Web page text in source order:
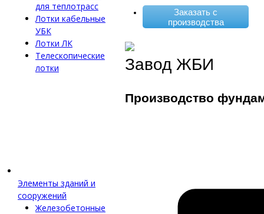
для теплотрасс
Лотки кабельные
УБК
Лотки ЛК
Телескопические
лотки
Элементы зданий и
сооружений
Железобетонные
Заказать с
производства
Завод ЖБИ
Производство